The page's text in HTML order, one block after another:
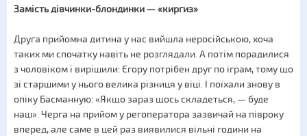
Замість дівчинки-блондинки — «киргиз»
Друга прийомна дитина у нас вийшла неросійською, хоча
таких ми спочатку навіть не розглядали. А потім порадилися
з чоловіком і вирішили: Єгору потрібен друг по іграм, тому що
зі старшими у нього велика різниця у віці. І поїхали знову в
опіку Басманную: «Якщо зараз щось складеться, — буде
наш». Черга на прийом у регоператора зазвичай на півроку
вперед, але саме в цей раз виявилися вільні години на